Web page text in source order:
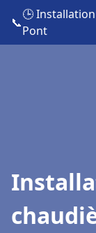
📞
🕒
Pont